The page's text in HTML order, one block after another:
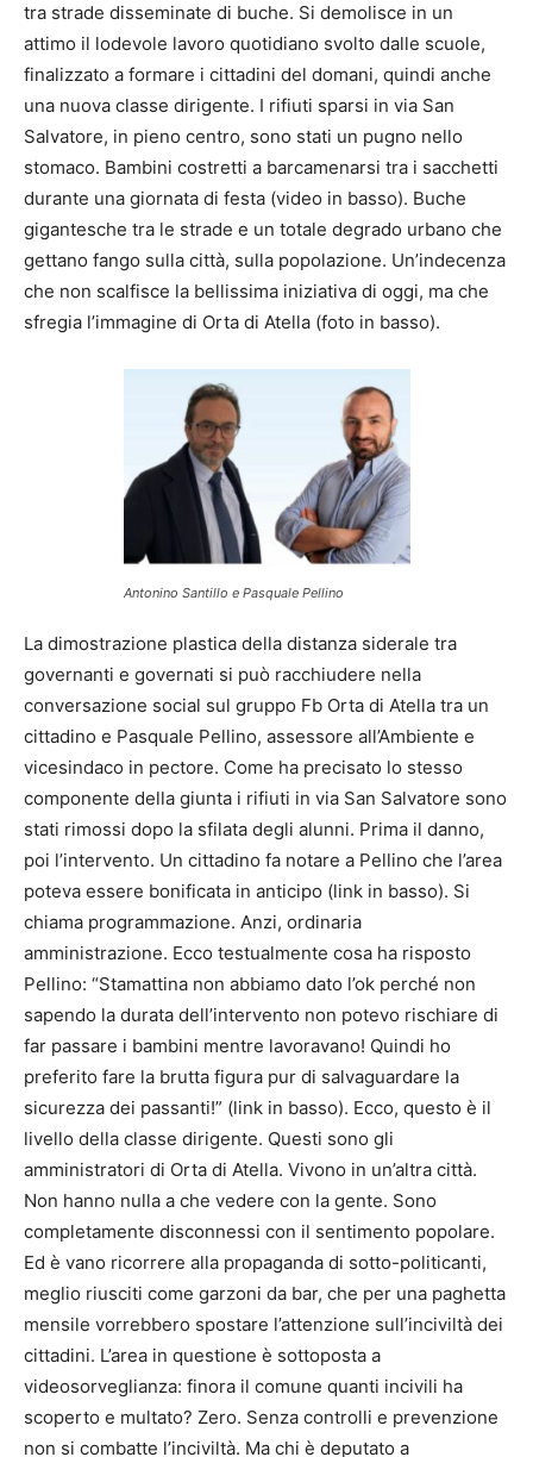
tra strade disseminate di buche. Si demolisce in un
attimo il lodevole lavoro quotidiano svolto dalle scuole,
finalizzato a formare i cittadini del domani, quindi anche
una nuova classe dirigente. I rifiuti sparsi in via San
Salvatore, in pieno centro, sono stati un pugno nello
stomaco. Bambini costretti a barcamenarsi tra i sacchetti
durante una giornata di festa (video in basso). Buche
gigantesche tra le strade e un totale degrado urbano che
gettano fango sulla città, sulla popolazione. Un’indecenza
che non scalfisce la bellissima iniziativa di oggi, ma che
sfregia l’immagine di Orta di Atella (foto in basso).
Antonino Santillo e Pasquale Pellino
La dimostrazione plastica della distanza siderale tra
governanti e governati si può racchiudere nella
conversazione social sul gruppo Fb Orta di Atella tra un
cittadino e Pasquale Pellino, assessore all’Ambiente e
vicesindaco in pectore. Come ha precisato lo stesso
componente della giunta i rifiuti in via San Salvatore sono
stati rimossi dopo la sfilata degli alunni. Prima il danno,
poi l’intervento. Un cittadino fa notare a Pellino che l’area
poteva essere bonificata in anticipo (link in basso). Si
chiama programmazione. Anzi, ordinaria
amministrazione. Ecco testualmente cosa ha risposto
Pellino: “Stamattina non abbiamo dato l’ok perché non
sapendo la durata dell’intervento non potevo rischiare di
far passare i bambini mentre lavoravano! Quindi ho
preferito fare la brutta figura pur di salvaguardare la
sicurezza dei passanti!” (link in basso). Ecco, questo è il
livello della classe dirigente. Questi sono gli
amministratori di Orta di Atella. Vivono in un’altra città.
Non hanno nulla a che vedere con la gente. Sono
completamente disconnessi con il sentimento popolare.
Ed è vano ricorrere alla propaganda di sotto-politicanti,
meglio riusciti come garzoni da bar, che per una paghetta
mensile vorrebbero spostare l’attenzione sull’inciviltà dei
cittadini. L’area in questione è sottoposta a
videosorveglianza: finora il comune quanti incivili ha
scoperto e multato? Zero. Senza controlli e prevenzione
non si combatte l’inciviltà. Ma chi è deputato a